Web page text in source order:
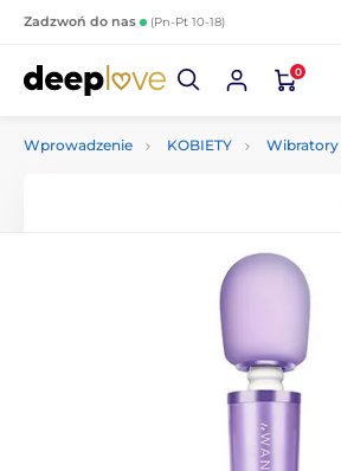
Zadzwoń do nas (Pn-Pt 10-18)
0
Wprowadzenie KOBIETY Wibratory